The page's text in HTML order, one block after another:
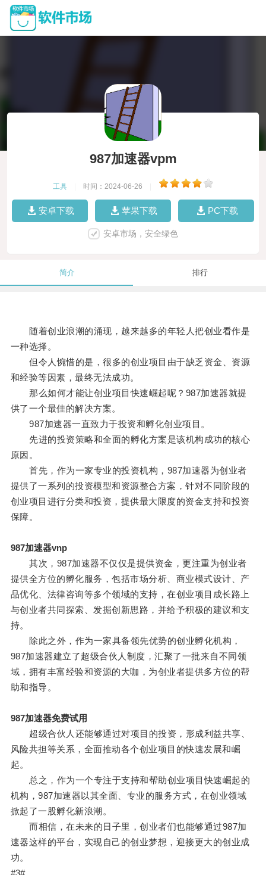
987加速器vpm
工具 时间：2024-06-26
安卓下载 苹果下载 PC下载
安卓市场，安全绿色
简介 排行
随着创业浪潮的涌现，越来越多的年轻人把创业看作是
一种选择。
但令人惋惜的是，很多的创业项目由于缺乏资金、资源
和经验等因素，最终无法成功。
那么如何才能让创业项目快速崛起呢？987加速器就提
供了一个最佳的解决方案。
987加速器一直致力于投资和孵化创业项目。
先进的投资策略和全面的孵化方案是该机构成功的核心
原因。
首先，作为一家专业的投资机构，987加速器为创业者
提供了一系列的投资模型和资源整合方案，针对不同阶段的
创业项目进行分类和投资，提供最大限度的资金支持和投资
保障。
987加速器vnp
其次，987加速器不仅仅是提供资金，更注重为创业者
提供全方位的孵化服务，包括市场分析、商业模式设计、产
品优化、法律咨询等多个领域的支持，在创业项目成长路上
与创业者共同探索、发掘创新思路，并给予积极的建议和支
持。
除此之外，作为一家具备领先优势的创业孵化机构，
987加速器建立了超级合伙人制度，汇聚了一批来自不同领
域，拥有丰富经验和资源的大咖，为创业者提供多方位的帮
助和指导。
987加速器免费试用
超级合伙人还能够通过对项目的投资，形成利益共享、
风险共担等关系，全面推动各个创业项目的快速发展和崛
起。
总之，作为一个专注于支持和帮助创业项目快速崛起的
机构，987加速器以其全面、专业的服务方式，在创业领域
掀起了一股孵化新浪潮。
而相信，在未来的日子里，创业者们也能够通过987加
速器这样的平台，实现自己的创业梦想，迎接更大的创业成
功。